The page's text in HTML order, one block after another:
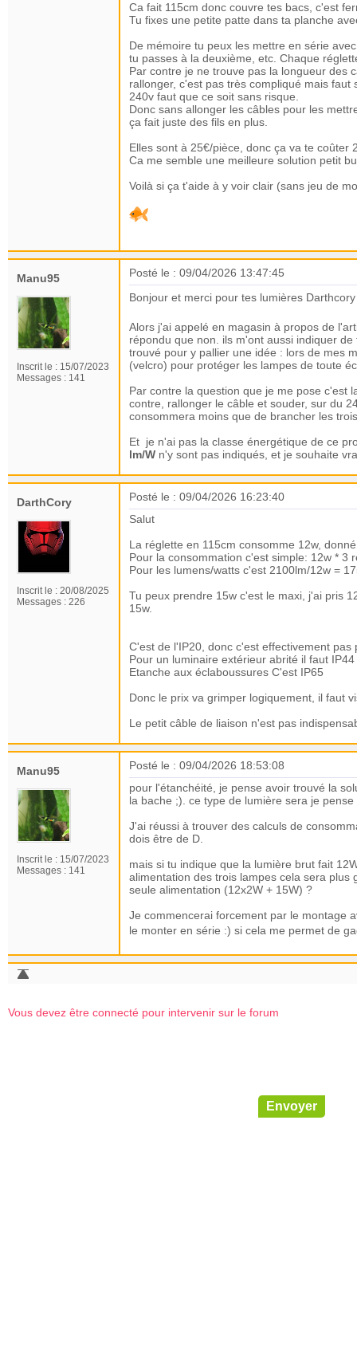
Ca fait 115cm donc couvre tes bacs, c'est
Tu fixes une petite patte dans ta planche
De mémoire tu peux les mettre en série
tu passes à la deuxième, etc. Chaque
Par contre je ne trouve pas la longueur des
rallonger, c'est pas très compliqué mais
240v faut que ce soit sans risque.
Donc sans allonger les câbles pour les
ça fait juste des fils en plus.
Elles sont à 25€/pièce, donc ça va te
Ca me semble une meilleure solution petit
Voilà si ça t'aide à y voir clair (sans jeu de
Manu95
Inscrit le : 15/07/2023
Messages : 141
Posté le : 09/04/2026 13:47:45
Bonjour et merci pour tes lumières
Alors j'ai appelé en magasin à propos de
répondu que non. ils m'ont aussi indiquer
trouvé pour y pallier une idée : lors de mes
(velcro) pour protéger les lampes de toute
Par contre la question que je me pose c'est
contre, rallonger le câble et souder, sur du
consommera moins que de brancher les
Et je n'ai pas la classe énergétique de ce
lm/W n'y sont pas indiqués, et je souhaite
DarthCory
Inscrit le : 20/08/2025
Messages : 226
Posté le : 09/04/2026 16:23:40
Salut
La réglette en 115cm consomme 12w,
Pour la consommation c'est simple: 12w * 3
Pour les lumens/watts c'est 2100lm/12w =
Tu peux prendre 15w c'est le maxi, j'ai pris
15w.
C'est de l'IP20, donc c'est effectivement
Pour un luminaire extérieur abrité il faut IP44
Etanche aux éclaboussures C'est IP65
Donc le prix va grimper logiquement, il faut
Le petit câble de liaison n'est pas
Manu95
Inscrit le : 15/07/2023
Messages : 141
Posté le : 09/04/2026 18:53:08
pour l'étanchéité, je pense avoir trouvé la
la bache ;). ce type de lumière sera je
J'ai réussi à trouver des calculs de
dois être de D.
mais si tu indique que la lumière brut fait
alimentation des trois lampes cela sera
seule alimentation (12x2W + 15W) ?
Je commencerai forcement par le montage
le monter en série :) si cela me permet de
Vous devez être connecté pour intervenir sur le forum